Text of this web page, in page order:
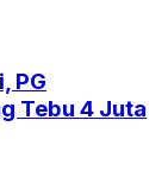
PG
Tebu 4 Juta